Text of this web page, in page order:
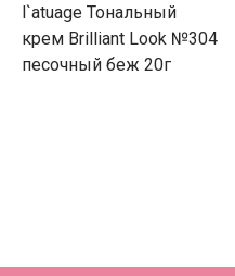
l`atuage Тональный
крем Brilliant Look №304
песочный беж 20г